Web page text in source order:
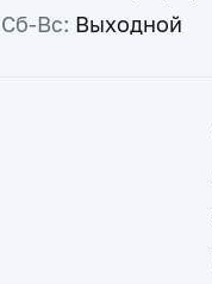
Сб-Вс: Выходной